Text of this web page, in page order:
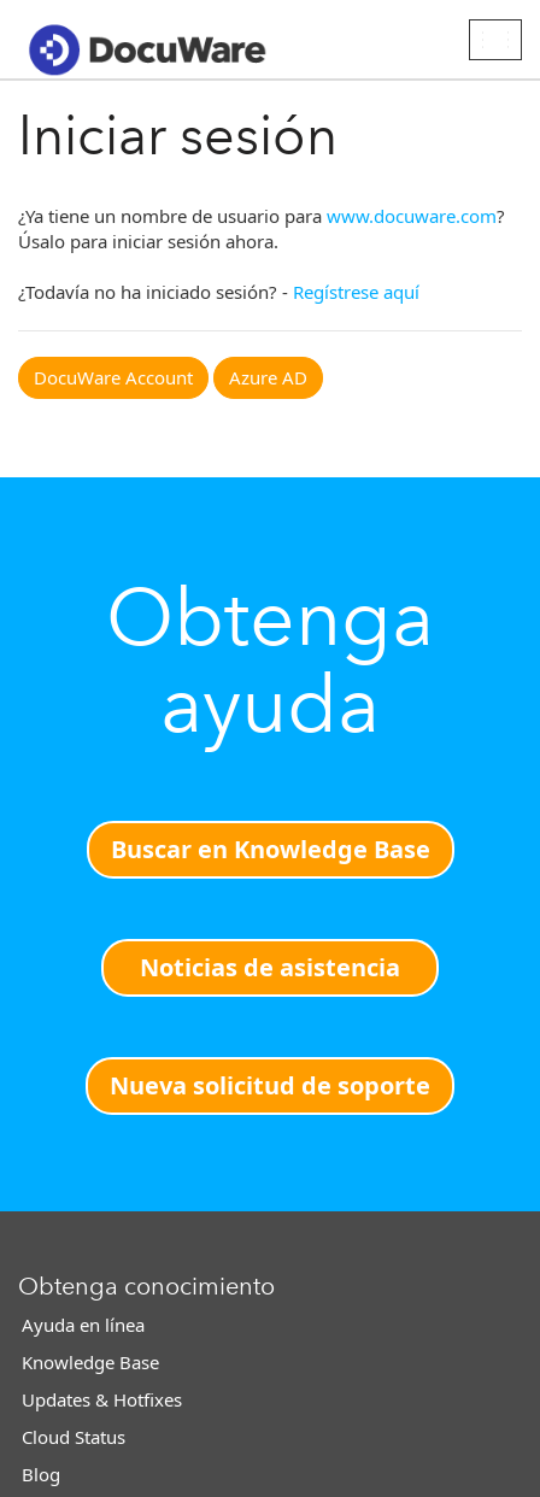
Iniciar sesión
¿Ya tiene un nombre de usuario para www.docuware.com?
Úsalo para iniciar sesión ahora.
¿Todavía no ha iniciado sesión? - Regístrese aquí
DocuWare Account Azure AD
Obtenga
ayuda
Buscar en Knowledge Base
Noticias de asistencia
Nueva solicitud de soporte
Obtenga conocimiento
Ayuda en línea
Knowledge Base
Updates & Hotfixes
Cloud Status
Blog